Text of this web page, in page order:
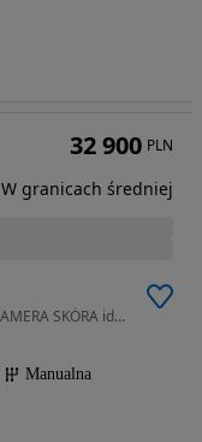
1598 cm3 • 136 KM • SKÓRA Alusy LED Navi. KAMERA SKÓRA idealny Totalny full
Manualna
32 900 PLN
W granicach średniej